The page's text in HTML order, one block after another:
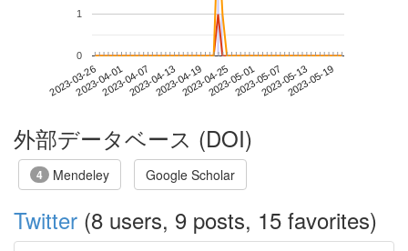
2023-03-262023-04-012023-04-072023-04-132023-04-192023-04-252023-05-012023-05-072023-05-132023-05-19
0
1
外部データベース (DOI)
4 Mendeley Google Scholar
Twitter (8 users, 9 posts, 15 favorites)